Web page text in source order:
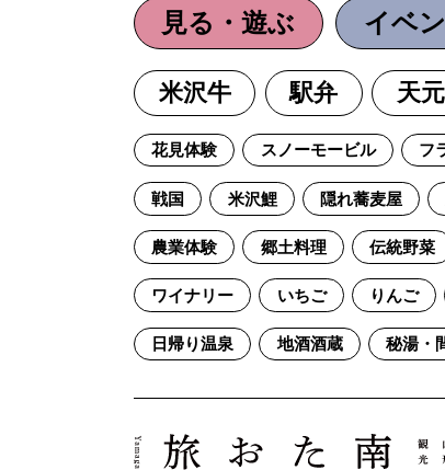
見る・遊ぶ イベ
米沢牛 駅弁 天
花見体験 スノーモービル フ
戦国 米沢鯉 隠れ蕎麦屋
農業体験 郷土料理 伝統野菜
ワイナリー いちご りんご
日帰り温泉 地酒酒蔵 秘湯・